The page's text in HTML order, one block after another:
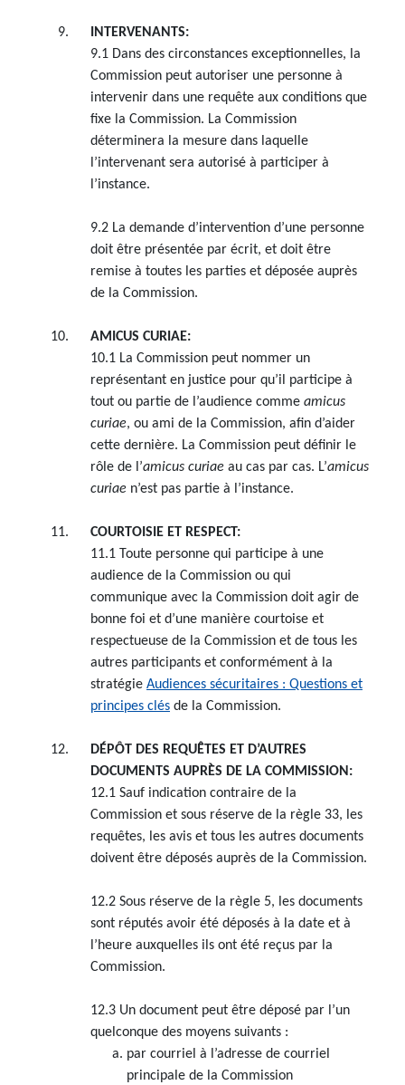
INTERVENANTS:
9.1 Dans des circonstances exceptionnelles, la
Commission peut autoriser une personne à
intervenir dans une requête aux conditions que
fixe la Commission. La Commission
déterminera la mesure dans laquelle
l’intervenant sera autorisé à participer à
l’instance.
9.2 La demande d’intervention d’une personne
doit être présentée par écrit, et doit être
remise à toutes les parties et déposée auprès
de la Commission.
AMICUS CURIAE:
10.1 La Commission peut nommer un
représentant en justice pour qu’il participe à
tout ou partie de l’audience comme amicus
curiae, ou ami de la Commission, afin d’aider
cette dernière. La Commission peut définir le
rôle de l’amicus curiae au cas par cas. L’amicus
curiae n’est pas partie à l’instance.
COURTOISIE ET RESPECT:
11.1 Toute personne qui participe à une
audience de la Commission ou qui
communique avec la Commission doit agir de
bonne foi et d’une manière courtoise et
respectueuse de la Commission et de tous les
autres participants et conformément à la
stratégie Audiences sécuritaires : Questions et
principes clés de la Commission.
DÉPÔT DES REQUÊTES ET D’AUTRES
DOCUMENTS AUPRÈS DE LA COMMISSION:
12.1 Sauf indication contraire de la
Commission et sous réserve de la règle 33, les
requêtes, les avis et tous les autres documents
doivent être déposés auprès de la Commission.
12.2 Sous réserve de la règle 5, les documents
sont réputés avoir été déposés à la date et à
l’heure auxquelles ils ont été reçus par la
Commission.
12.3 Un document peut être déposé par l’un
quelconque des moyens suivants :
par courriel à l’adresse de courriel
principale de la Commission